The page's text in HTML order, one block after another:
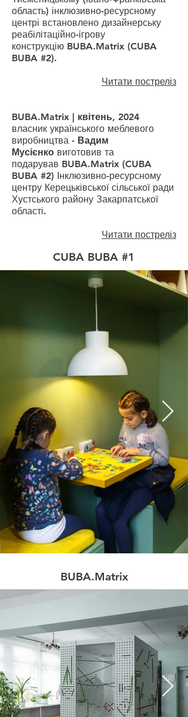
область) інклюзивно-ресурсному
центрі встановлено дизайнерську
реабілітаційно-ігрову
конструкцію BUBA.Matrix (CUBA
BUBA #2).
Читати постреліз
BUBA.Matrix | квітень, 2024
власник українського меблевого
виробництва - Вадим
Мусієнко виготовив та
подарував BUBA.Matrix (CUBA
BUBA #2) Інклюзивно-ресурсному
центру Керецьківської сільської ради
Хустського району Закарпатської
області.
Читати постреліз
CUBA BUBA #1
BUBA.Matrix